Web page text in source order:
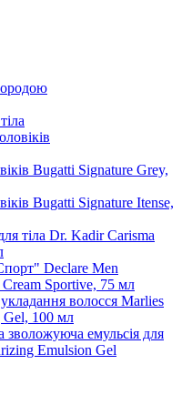
Bugatti Signature Grey,
Bugatti Signature Itense,
тіла Dr. Kadir Carisma
Declare Men
Sportive, 75 мл
волосся Marlies
Gel, 100 мл
зволожуюча емульсія для
Emulsion Gel